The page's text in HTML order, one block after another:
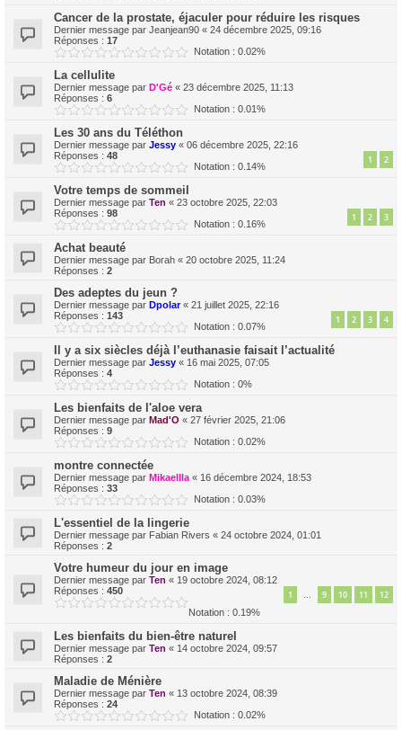
Cancer de la prostate, éjaculer pour réduire les risques
Dernier message par Jeanjean90 « 24 décembre 2025, 09:16
Réponses : 17
Notation : 0.02%
La cellulite
Dernier message par D'Gé « 23 décembre 2025, 11:13
Réponses : 6
Notation : 0.01%
Les 30 ans du Téléthon
Dernier message par Jessy « 06 décembre 2025, 22:16
Réponses : 48 1 2
Notation : 0.14%
Votre temps de sommeil
Dernier message par Ten « 23 octobre 2025, 22:03
Réponses : 98 1 2 3
Notation : 0.16%
Achat beauté
Dernier message par Borah « 20 octobre 2025, 11:24
Réponses : 2
Des adeptes du jeun ?
Dernier message par Dpolar« 21 juillet 2025, 22:16
Réponses : 143 1 2 3 4
Notation : 0.07%
Il y a six siècles déjà l’euthanasie faisait l’actualité
Dernier message par Jessy « 16 mai 2025, 07:05
Réponses : 4
Notation : 0%
Les bienfaits de l'aloe vera
Dernier message par Mad'O « 27 février 2025, 21:06
Réponses : 9
Notation : 0.02%
montre connectée
Dernier message par Mikaellla « 16 décembre 2024, 18:53
Réponses : 33
Notation : 0.03%
L'essentiel de la lingerie
Dernier message par Fabian Rivers « 24 octobre 2024, 01:01
Réponses : 2
Votre humeur du jour en image
Dernier message par Ten « 19 octobre 2024, 08:12
Réponses : 450 1 … 9 10 11 12
Notation : 0.19%
Les bienfaits du bien-être naturel
Dernier message par Ten « 14 octobre 2024, 09:57
Réponses : 2
Maladie de Ménière
Dernier message par Ten « 13 octobre 2024, 08:39
Réponses : 24
Notation : 0.02%